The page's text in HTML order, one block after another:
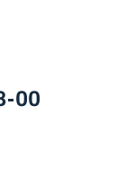
00